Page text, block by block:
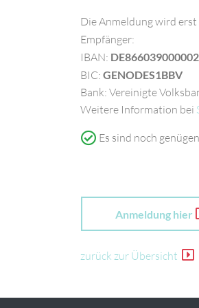
Die Anmeldung wird
Empfänger:
IBAN:
BIC: GENODES1BBV
Bank: Vereinigte
Weitere Information bei
Es sind noch
Anmeldung hier
zurück zur Übersicht